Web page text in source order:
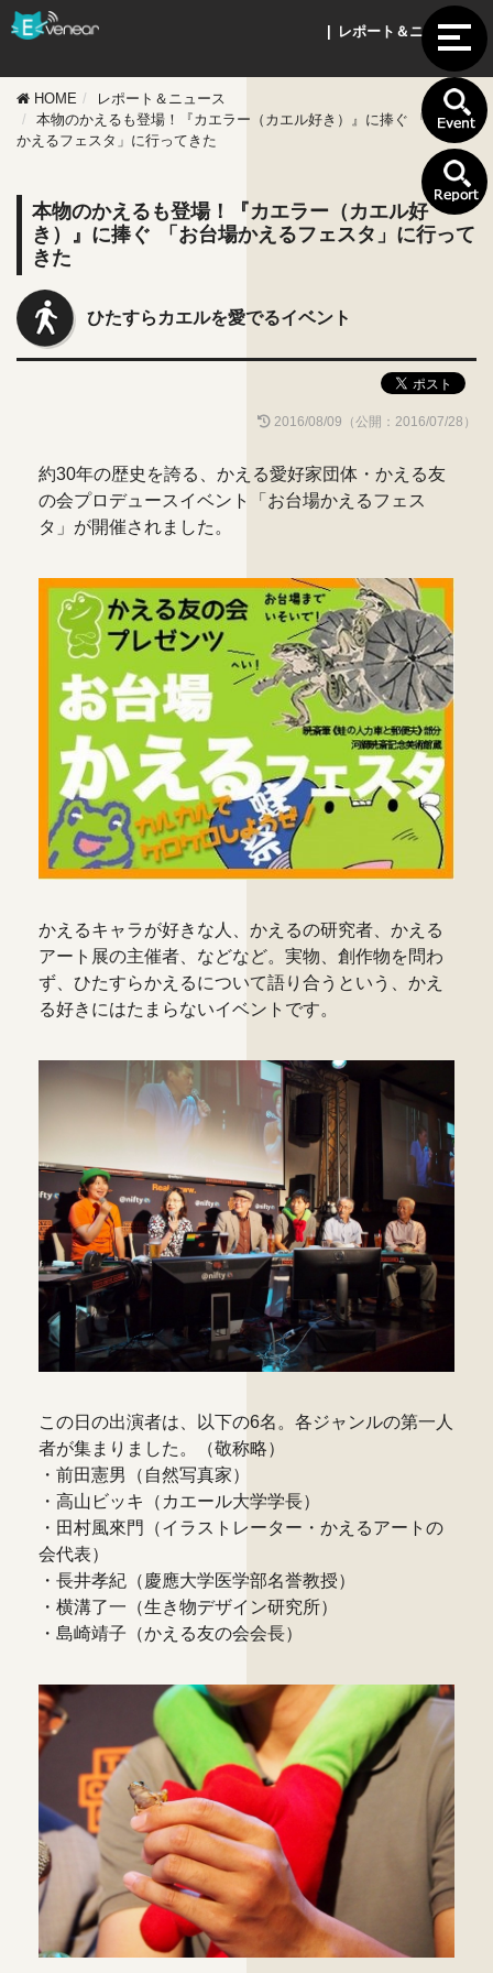
| レポート＆ニュース |
HOME
レポート＆ニュース
本物のかえるも登場！『カエラー（カエル好き）』に捧ぐ 「お台場
かえるフェスタ」に行ってきた
本物のかえるも登場！『カエラー（カエル好
き）』に捧ぐ 「お台場かえるフェスタ」に行って
きた
ひたすらカエルを愛でるイベント
2016/08/09（公開：2016/07/28）
約30年の歴史を誇る、かえる愛好家団体・かえる友
の会プロデュースイベント「お台場かえるフェス
タ」が開催されました。
かえるキャラが好きな人、かえるの研究者、かえる
アート展の主催者、などなど。実物、創作物を問わ
ず、ひたすらかえるについて語り合うという、かえ
る好きにはたまらないイベントです。
この日の出演者は、以下の6名。各ジャンルの第一人
者が集まりました。（敬称略）
・前田憲男（自然写真家）
・高山ビッキ（カエール大学学長）
・田村風來門（イラストレーター・かえるアートの
会代表）
・長井孝紀（慶應大学医学部名誉教授）
・横溝了一（生き物デザイン研究所）
・島崎靖子（かえる友の会会長）